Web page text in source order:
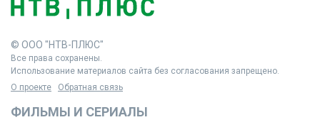
© ООО "НТВ-ПЛЮС"
Все права сохранены.
Использование материалов сайта без согласования запрещено.
О проекте
Обратная связь
ФИЛЬМЫ И СЕРИАЛЫ